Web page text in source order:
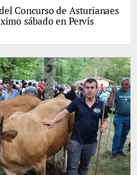
Concurso de Asturianaes
sábado en Pervís